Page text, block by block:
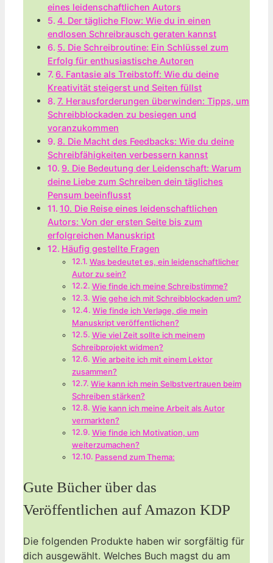
eines leidenschaftlichen Autors
4. Der tägliche Flow: Wie du in einen
endlosen Schreibrausch geraten kannst
5. Die Schreibroutine: Ein Schlüssel zum
Erfolg für enthusiastische Autoren
6. Fantasie als Treibstoff: Wie du deine
Kreativität steigerst und Seiten füllst
7. Herausforderungen überwinden: Tipps, um
Schreibblockaden zu besiegen und
voranzukommen
8. Die Macht des Feedbacks: Wie du deine
Schreibfähigkeiten verbessern kannst
9. Die Bedeutung der Leidenschaft: Warum
deine Liebe zum Schreiben dein tägliches
Pensum beeinflusst
10. Die Reise eines leidenschaftlichen
Autors: Von der ersten Seite bis zum
erfolgreichen Manuskript
Häufig gestellte Fragen
Was bedeutet es, ein leidenschaftlicher
Autor zu sein?
Wie finde ich meine Schreibstimme?
Wie gehe ich mit Schreibblockaden um?
Wie finde ich Verlage, die mein
Manuskript veröffentlichen?
Wie viel Zeit sollte ich meinem
Schreibprojekt widmen?
Wie arbeite ich mit einem Lektor
zusammen?
Wie kann ich mein Selbstvertrauen beim
Schreiben stärken?
Wie kann ich meine Arbeit als Autor
vermarkten?
Wie finde ich Motivation, um
weiterzumachen?
Passend zum Thema:
Gute Bücher über das
Veröffentlichen auf Amazon KDP
Die folgenden Produkte haben wir sorgfältig für
dich ausgewählt. Welches Buch magst du am